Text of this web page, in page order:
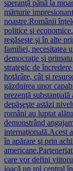
speranţă până la
mărturie
noastre.Românii
politice şi
regăseşte şi în alte
familiei, necesitatea
democraţie şi
strategic de
hotărâre, cât şi
găzduirea unor
prezenţă
depăşeşte astăzi
români au luptat
demonstrând
internaţională.Acest
în apărare şi prin
care vor defini
joacă un rol central